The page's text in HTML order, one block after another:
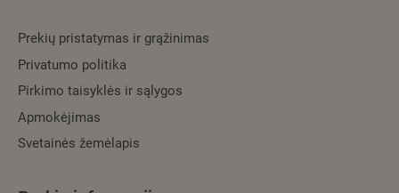
Prekių pristatymas ir grąžinimas
Privatumo politika
Pirkimo taisyklės ir sąlygos
Apmokėjimas
Svetainės žemėlapis